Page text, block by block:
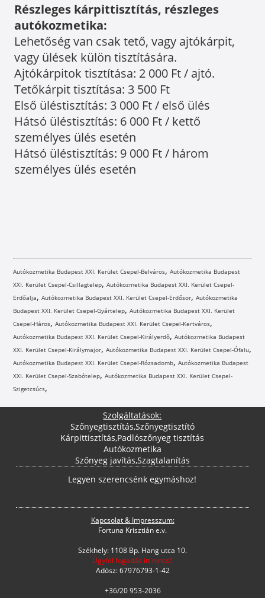
Részleges kárpittisztítás, részleges
autókozmetika:
Lehetőség van csak tető, vagy ajtókárpit,
vagy ülések külön tisztítására.
Ajtókárpitok tisztítása: 2 000 Ft / ajtó.
Tetőkárpit tisztítása: 3 500 Ft
Első üléstisztítás: 3 000 Ft / első ülés
Hátsó üléstisztítás: 6 000 Ft / kettő
személyes ülés esetén
Hátsó üléstisztítás: 9 000 Ft / három
személyes ülés esetén
Autókozmetika Budapest XXI. Kerület Csepel-Belváros,Autókozmetika Budapest
XXI. Kerület Csepel-Csillagtelep,Autókozmetika Budapest XXI. Kerület Csepel-
Erdőalja,Autókozmetika Budapest XXI. Kerület Csepel-Erdősor,Autókozmetika
Budapest XXI. Kerület Csepel-Gyártelep,Autókozmetika Budapest XXI. Kerület
Csepel-Háros,Autókozmetika Budapest XXI. Kerület Csepel-Kertváros,
Autókozmetika Budapest XXI. Kerület Csepel-Királyerdő,Autókozmetika Budapest
XXI. Kerület Csepel-Királymajor,Autókozmetika Budapest XXI. Kerület Csepel-Ófalu,
Autókozmetika Budapest XXI. Kerület Csepel-Rózsadomb,Autókozmetika Budapest
XXI. Kerület Csepel-Szabótelep,Autókozmetika Budapest XXI. Kerület Csepel-
Szigetcsúcs,
Szolgáltatások:
Szőnyegtisztítás,Szőnyegtisztító
Kárpittisztítás,Padlószőnyeg tisztítás
Autókozmetika
Szőnyeg javítás,Szagtalanítás
Legyen szerencsénk egymáshoz!
Kapcsolat & Impresszum:
Fortuna Krisztián e.v.
Székhely: 1108 Bp. Hang utca 10.
Ügyfél fogadás itt nincs!!
Adósz: 67976793-1-42
+36/20 953-2036